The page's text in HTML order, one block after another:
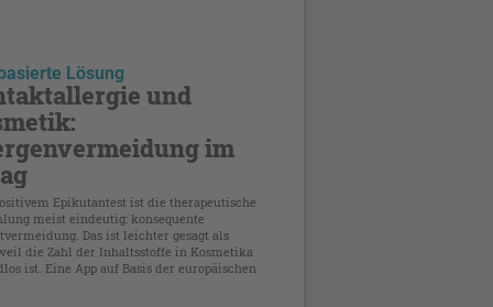
Lösung
und
im
Epikutantest ist die therapeutische
meist eindeutig: konsequente
Das ist leichter gesagt als
die Zahl der Inhaltsstoffe in Kosmetika
ist. Eine App auf Basis der europäischen